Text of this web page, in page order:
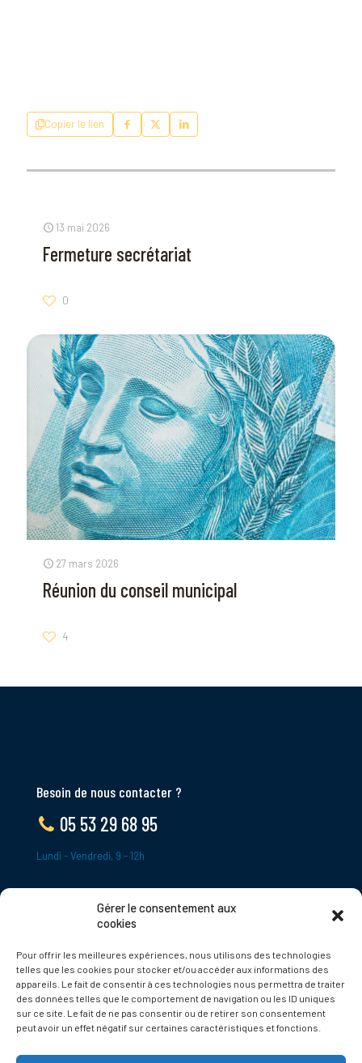
Gérer le consentement aux
cookies
Pour offrir les meilleures expériences, nous utilisons des technologies
telles que les cookies pour stocker et/ou accéder aux informations des
appareils. Le fait de consentir à ces technologies nous permettra de traiter
des données telles que le comportement de navigation ou les ID uniques
sur ce site. Le fait de ne pas consentir ou de retirer son consentement
peut avoir un effet négatif sur certaines caractéristiques et fonctions.
Copier le lien
13 mai 2026
Fermeture secrétariat
0
27 mars 2026
Réunion du conseil municipal
4
Besoin de nous contacter ?
05 53 29 68 95
Lundi - Vendredi, 9 - 12h
24620 Tamniès
France
Politique de cookies